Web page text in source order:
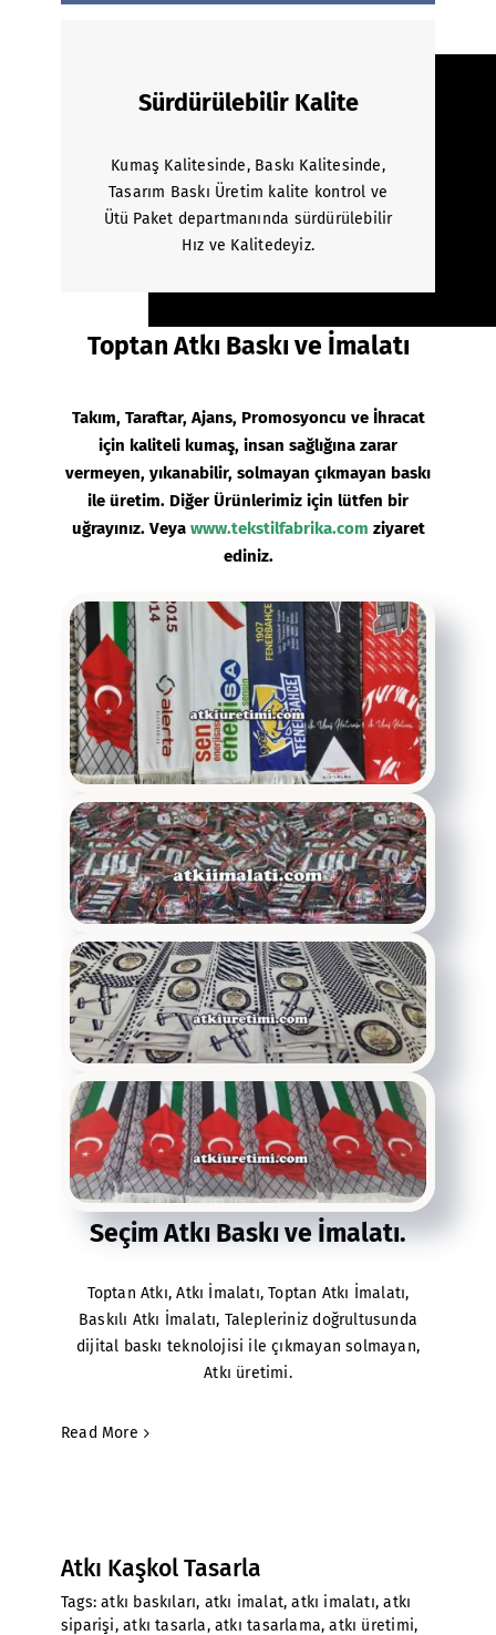
Sürdürülebilir Kalite
Kumaş Kalitesinde, Baskı Kalitesinde,
Tasarım Baskı Üretim kalite kontrol ve
Ütü Paket departmanında sürdürülebilir
Hız ve Kalitedeyiz.
Toptan Atkı Baskı ve İmalatı
Takım, Taraftar, Ajans, Promosyoncu ve İhracat
için kaliteli kumaş, insan sağlığına zarar
vermeyen, yıkanabilir, solmayan çıkmayan baskı
ile üretim. Diğer Ürünlerimiz için lütfen bir
uğrayınız. Veya www.tekstilfabrika.com ziyaret
ediniz.
Seçim Atkı Baskı ve İmalatı.
Toptan Atkı, Atkı İmalatı, Toptan Atkı İmalatı,
Baskılı Atkı İmalatı, Talepleriniz doğrultusunda
dijital baskı teknolojisi ile çıkmayan solmayan,
Atkı üretimi.
Read More
Atkı Kaşkol Tasarla
Tags:atkı baskıları, atkı imalat,atkı imalatı,atkı
siparişi,atkı tasarla,atkı tasarlama,atkı üretimi,